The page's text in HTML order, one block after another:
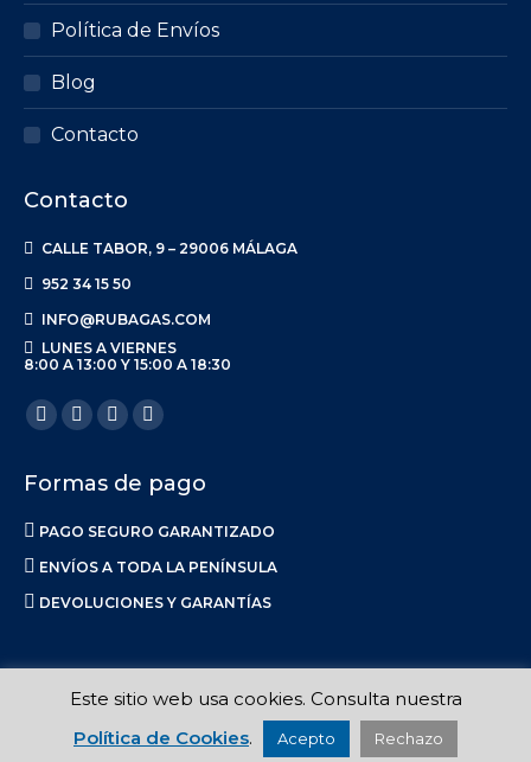
Política de Envíos
Blog
Contacto
Contacto
CALLE TABOR, 9 – 29006 MÁLAGA
952 34 15 50
INFO@RUBAGAS.COM
LUNES A VIERNES
8:00 A 13:00 Y 15:00 A 18:30
Encuéntranos en:
Facebook
opens
X
opens
Linkedin
opens
Instagram
opens
Formas de pago
PAGO SEGURO GARANTIZADO
ENVÍOS A TODA LA PENÍNSULA
DEVOLUCIONES Y GARANTÍAS
Aviso Legal|Privacidad|Política de Envíos
|Calidad|Política de Cookies| Made inLa Luna
Este sitio web usa cookies. Consulta nuestra
Política de Cookies. Acepto Rechazo